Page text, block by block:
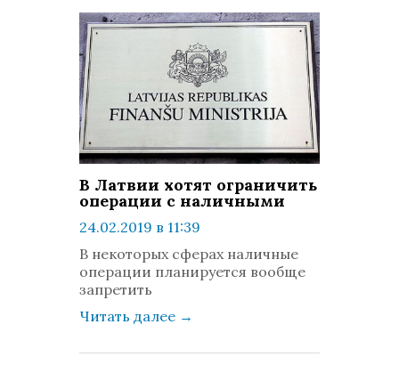
В Латвии хотят ограничить
операции с наличными
24.02.2019 в 11:39
просмотров: 1346
комментариев: 0
В некоторых сферах наличные
операции планируется вообще
запретить
Читать далее →